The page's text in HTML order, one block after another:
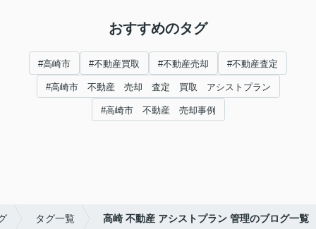
おすすめのタグ
#高崎市 #不動産買取 #不動産売却 #不動産査定
#高崎市 不動産 売却 査定 買取 アシストプラン
#高崎市 不動産 売却事例
タグ一覧 高崎 不動産 アシストプラン 管理のブログ一覧